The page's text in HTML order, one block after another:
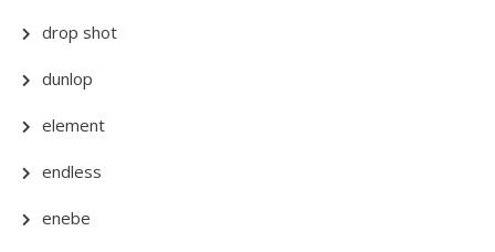
drop shot
dunlop
element
endless
enebe